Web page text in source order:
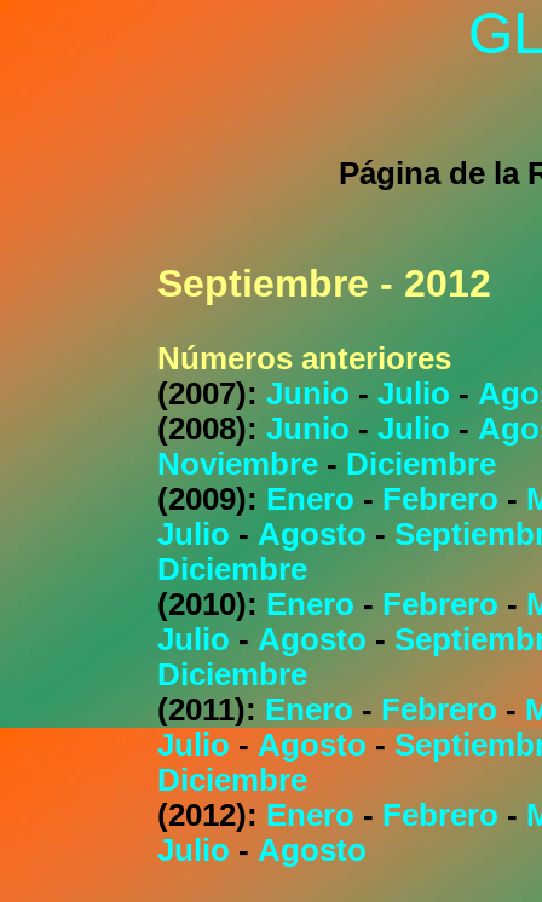
Página de la
Septiembre - 2012
Números anteriores
(2007): Junio - Julio -
(2008): Junio - Julio -
Noviembre - Diciembre
(2009): Enero - Febrero -
Julio - Agosto -
Diciembre
(2010): Enero - Febrero -
Julio - Agosto -
Diciembre
(2011): Enero - Febrero -
Julio - Agosto -
Diciembre
(2012): Enero - Febrero -
Julio - Agosto